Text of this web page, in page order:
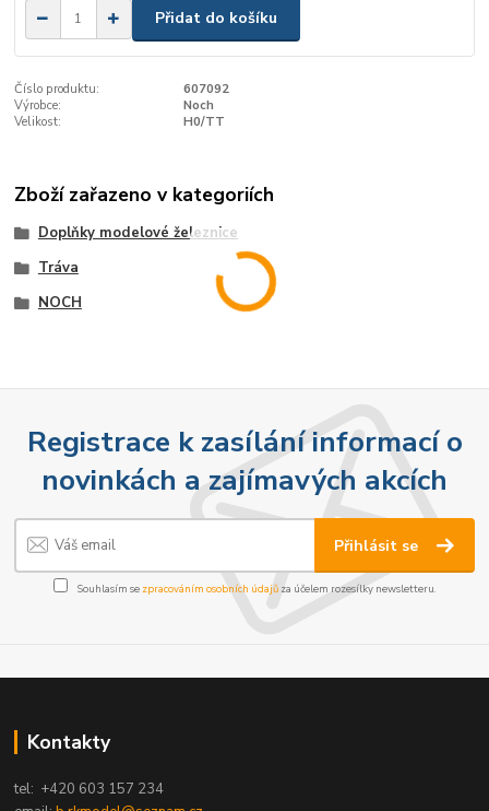
Přidat do košíku
Číslo produktu:
607092
Výrobce:
Noch
Velikost:
H0/TT
Zboží zařazeno v kategoriích
Doplňky modelové železnice
Tráva
NOCH
Registrace k zasílání informací o
novinkách a zajímavých akcích
Přihlásit se
Souhlasím se zpracováním osobních údajůza účelem rozesílky newsletteru.
Kontakty
tel: +420 603 157 234